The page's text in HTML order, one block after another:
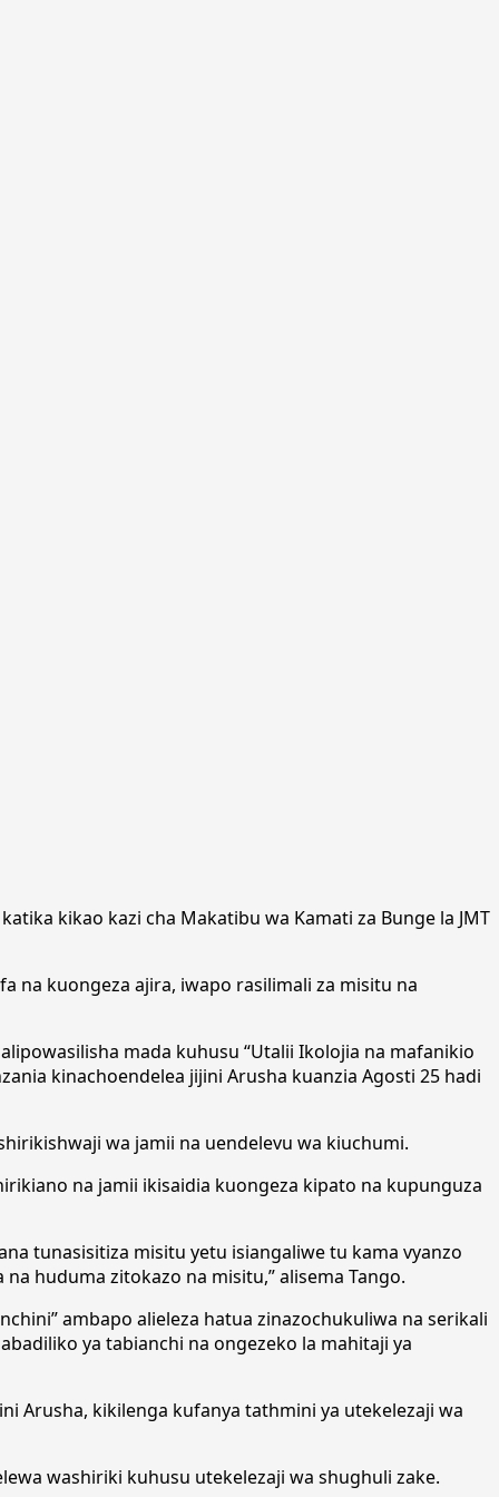
kikao kazi cha Makatibu wa Kamati za Bunge la JMT
na kuongeza ajira, iwapo rasilimali za misitu na
mada kuhusu “Utalii Ikolojia na mafanikio
kinachoendelea jijini Arusha kuanzia Agosti 25 hadi
wa jamii na uendelevu wa kiuchumi.
na jamii ikisaidia kuongeza kipato na kupunguza
tunasisitiza misitu yetu isiangaliwe tu kama vyanzo
huduma zitokazo na misitu,” alisema Tango.
ambapo alieleza hatua zinazochukuliwa na serikali
ya tabianchi na ongezeko la mahitaji ya
Arusha, kikilenga kufanya tathmini ya utekelezaji wa
washiriki kuhusu utekelezaji wa shughuli zake.